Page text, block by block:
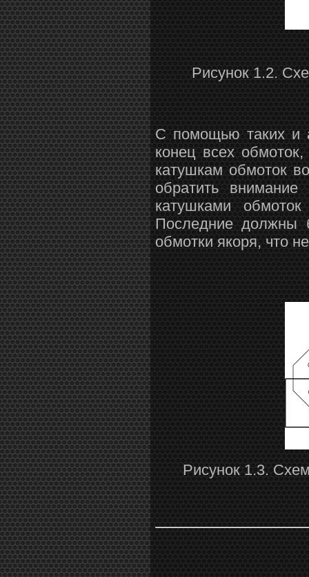
Рисунок 1.2.
С помощью таких и
конец всех
катушкам обмоток
обратить
катушками
Последние должны
обмотки якоря, что
Рисунок 1.3.